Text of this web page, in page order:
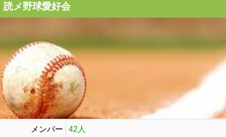
読メ野球愛好会
メンバー 42人